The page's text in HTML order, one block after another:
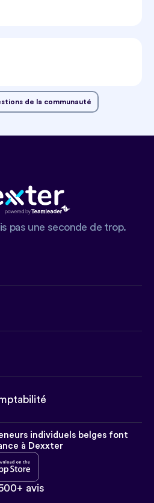
de la communauté
pas une seconde de trop.
individuels belges font
à Dexxter
avis